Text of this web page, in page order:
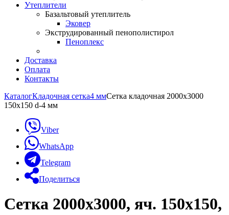
Утеплители
Базальтовый утеплитель
Эковер
Экструдированный пенополистирол
Пеноплекс
Доставка
Оплата
Контакты
КаталогКладочная сетка4 ммСетка кладочная 2000х3000
150х150 d-4 мм
Viber
WhatsApp
Telegram
Поделиться
Сетка 2000х3000, яч. 150х150,